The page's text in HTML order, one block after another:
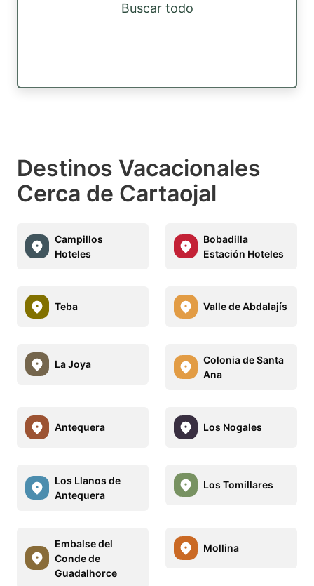
Buscar todo
Destinos Vacacionales
Cerca de Cartaojal
Campillos
Hoteles
Bobadilla
Estación Hoteles
Teba Valle de Abdalajís
La Joya
Colonia de Santa
Ana
Antequera Los Nogales
Los Llanos de
Antequera
Los Tomillares
Embalse del
Conde de
Guadalhorce
Mollina